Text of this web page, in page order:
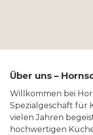
Über uns –
Willkommen bei
Spezialgeschäft für
vielen Jahren
hochwertigen